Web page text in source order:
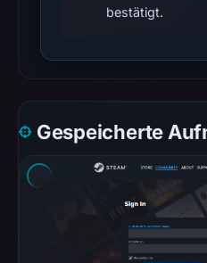
2026
02:20
UTC.
OTX
bestätigt.
Gespeicherte